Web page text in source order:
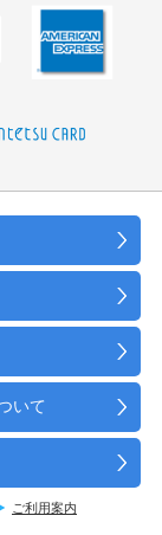
いて
ご利用案内